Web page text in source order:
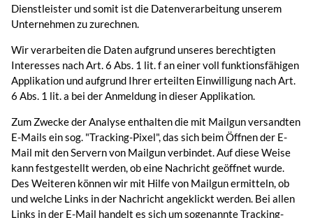
Dienstleister und somit ist die Datenverarbeitung unserem
Unternehmen zu zurechnen.
Wir verarbeiten die Daten aufgrund unseres berechtigten
Interesses nach Art. 6 Abs. 1 lit. f an einer voll funktionsfähigen
Applikation und aufgrund Ihrer erteilten Einwilligung nach Art.
6 Abs. 1 lit. a bei der Anmeldung in dieser Applikation.
Zum Zwecke der Analyse enthalten die mit Mailgun versandten
E-Mails ein sog. "Tracking-Pixel", das sich beim Öffnen der E-
Mail mit den Servern von Mailgun verbindet. Auf diese Weise
kann festgestellt werden, ob eine Nachricht geöffnet wurde.
Des Weiteren können wir mit Hilfe von Mailgun ermitteln, ob
und welche Links in der Nachricht angeklickt werden. Bei allen
Links in der E-Mail handelt es sich um sogenannte Tracking-